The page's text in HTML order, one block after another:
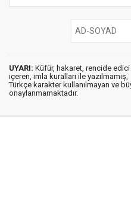
UYARI: Küfür, hakaret, rencide edici
içeren, imla kuralları ile yazılmamış,
Türkçe karakter kullanılmayan ve
onaylanmamaktadır.